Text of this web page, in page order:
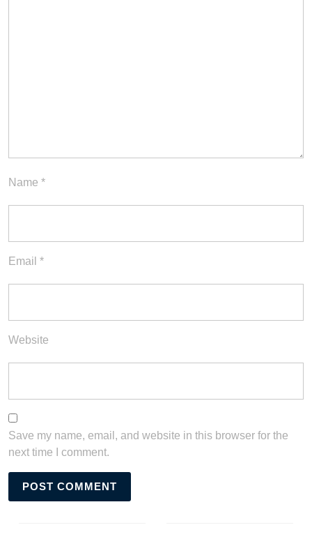
Name *
Email *
Website
Save my name, email, and website in this browser for the
next time I comment.